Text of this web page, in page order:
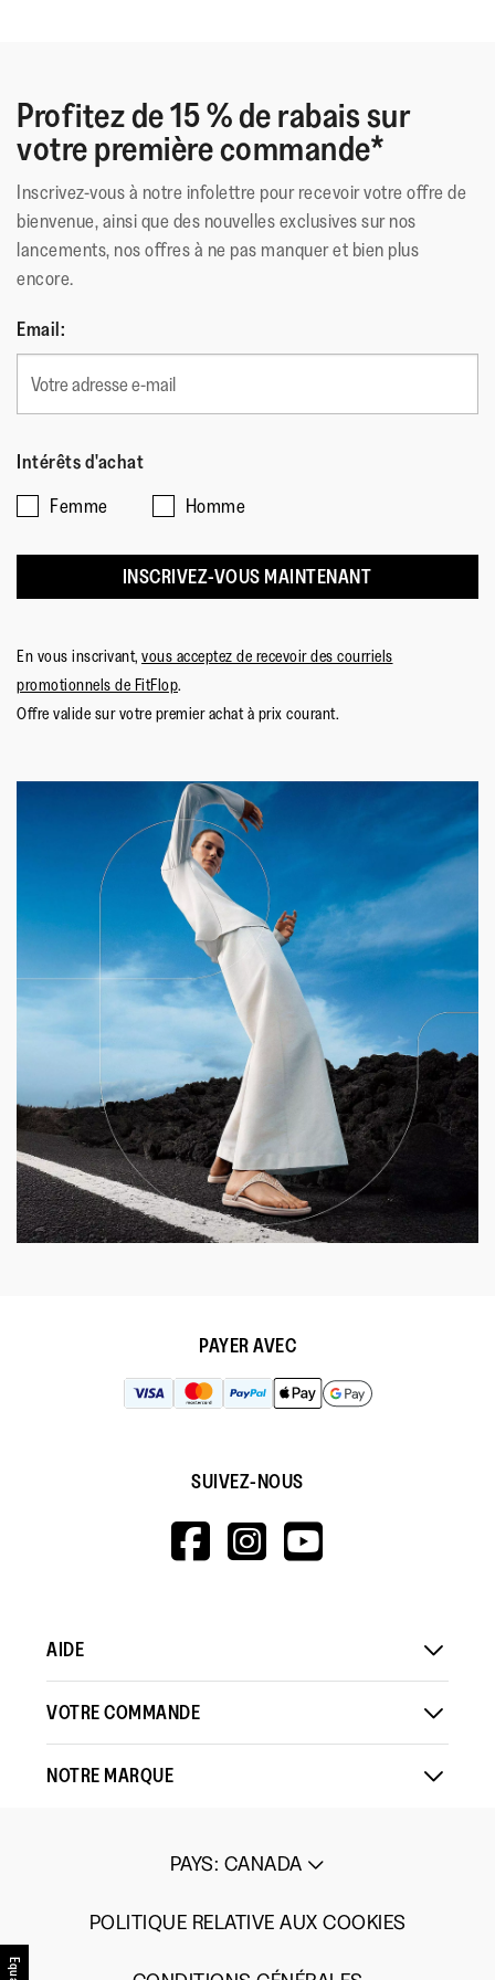
Profitez de 15 % de rabais sur
votre première commande*
Inscrivez-vous à notre infolettre pour recevoir votre offre de
bienvenue, ainsi que des nouvelles exclusives sur nos
lancements, nos offres à ne pas manquer et bien plus
encore.
Email:
Intérêts d'achat
Femme
Homme
INSCRIVEZ-VOUS MAINTENANT
En vous inscrivant, vous acceptez de recevoir des courriels
promotionnels de FitFlop.
Offre valide sur votre premier achat à prix courant.
PAYER AVEC
SUIVEZ-NOUS
HTTPS://
HTTPS://
AIDE
VOTRE COMMANDE
NOTRE MARQUE
PAYS: CANADA
POLITIQUE RELATIVE AUX COOKIES